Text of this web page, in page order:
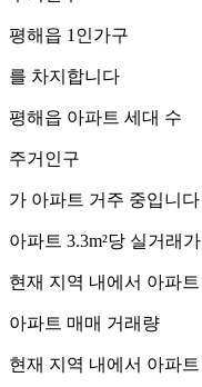
평해읍 1인가구
를 차지합니다
평해읍 아파트 세대 수
주거인구
가 아파트 거주 중입니다
아파트 3.3m²당 실거래가
현재 지역 내에서 아파
아파트 매매 거래량
현재 지역 내에서 아파